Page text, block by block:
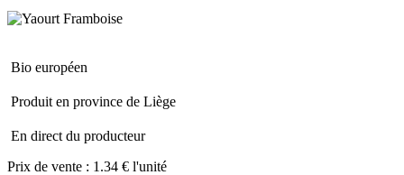
Bio européen
Produit en province de Liège
En direct du producteur
Prix de vente : 1.34 € l'unité